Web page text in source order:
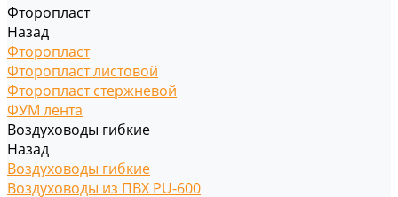
Фторопласт
Назад
Фторопласт
Фторопласт листовой
Фторопласт стержневой
ФУМ лента
Воздуховоды гибкие
Назад
Воздуховоды гибкие
Воздуховоды из ПВХ PU-600